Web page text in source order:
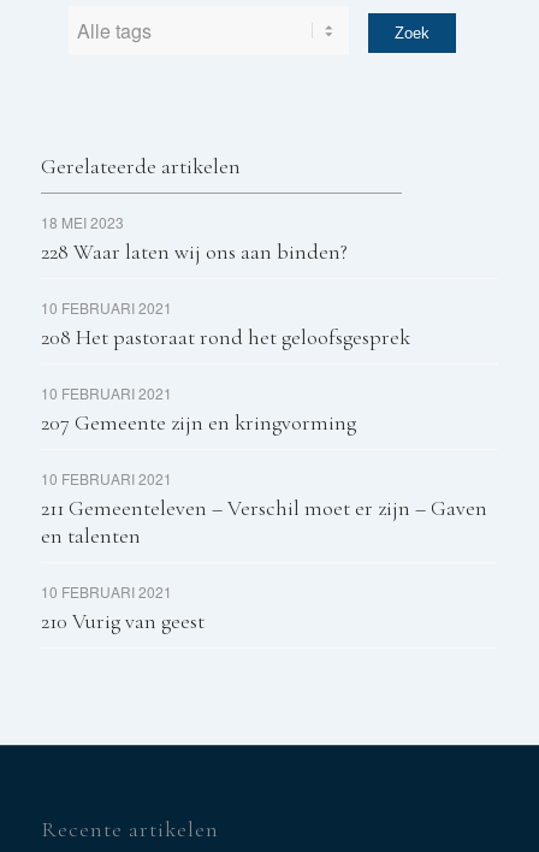
Gerelateerde artikelen
18 MEI 2023
228 Waar laten wij ons aan binden?
10 FEBRUARI 2021
208 Het pastoraat rond het geloofsgesprek
10 FEBRUARI 2021
207 Gemeente zijn en kringvorming
10 FEBRUARI 2021
211 Gemeenteleven – Verschil moet er zijn – Gaven
en talenten
10 FEBRUARI 2021
210 Vurig van geest
Recente artikelen